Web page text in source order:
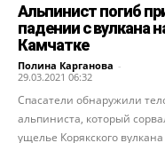
Альпинист погиб
падении с вулкана
Камчатке
Полина Карганова -
29.03.2021 06:32
Спасатели обнаружили
альпиниста, который
ущелье Корякского